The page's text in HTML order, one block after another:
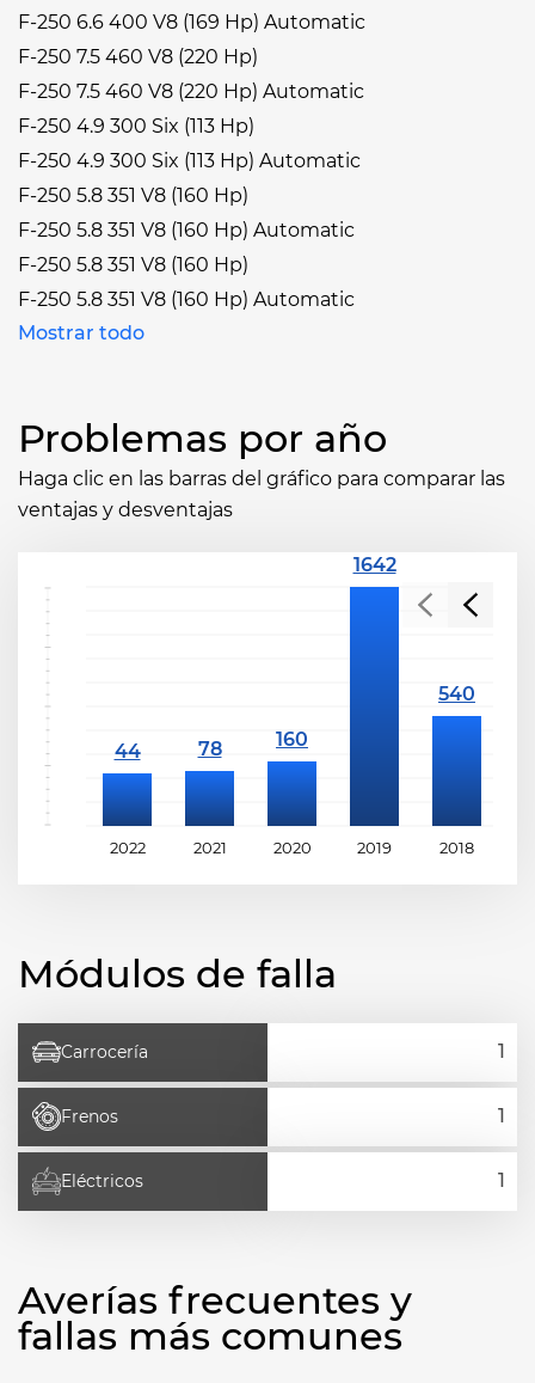
F-250 6.6 400 V8 (169 Hp) Automatic
F-250 7.5 460 V8 (220 Hp)
F-250 7.5 460 V8 (220 Hp) Automatic
F-250 4.9 300 Six (113 Hp)
F-250 4.9 300 Six (113 Hp) Automatic
F-250 5.8 351 V8 (160 Hp)
F-250 5.8 351 V8 (160 Hp) Automatic
F-250 5.8 351 V8 (160 Hp)
F-250 5.8 351 V8 (160 Hp) Automatic
Mostrar todo
Problemas por año
Haga clic en las barras del gráfico para comparar las
ventajas y desventajas
2022 2021 2020 2019 2018
Módulos de falla
Carrocería
Frenos
Eléctricos
Averías frecuentes y
fallas más comunes